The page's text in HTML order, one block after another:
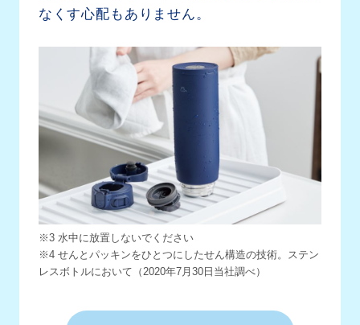
なくす心配もありません。
※3 水中に放置しないでください
※4 せんとパッキンをひとつにしたせん構造の技術。ステン
レスボトルにおいて（2020年7月30日当社調べ）